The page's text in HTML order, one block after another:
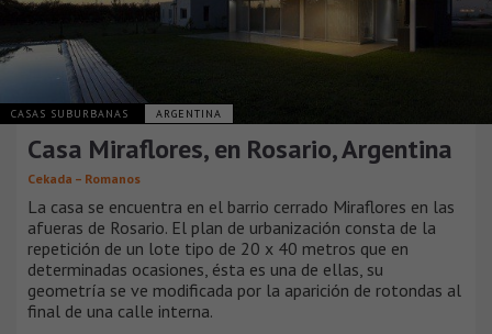
CASAS SUBURBANAS ARGENTINA
Casa Miraflores, en Rosario, Argentina
Cekada – Romanos
La casa se encuentra en el barrio cerrado Miraflores en las
afueras de Rosario. El plan de urbanización consta de la
repetición de un lote tipo de 20 x 40 metros que en
determinadas ocasiones, ésta es una de ellas, su
geometría se ve modificada por la aparición de rotondas al
final de una calle interna.